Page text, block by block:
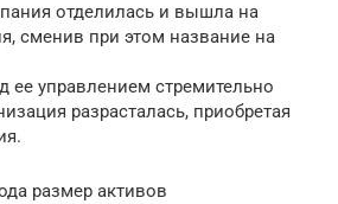
отделилась и вышла на
сменив при этом название на
ее управлением стремительно
разрасталась, приобретая
размер активов